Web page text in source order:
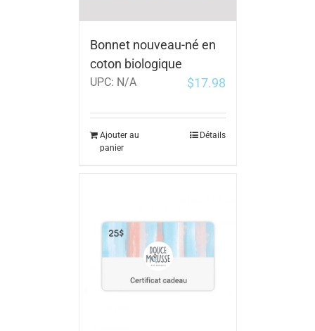
Bonnet nouveau-né en
coton biologique
UPC: N/A $17.98
Ajouter au
panier
Détails